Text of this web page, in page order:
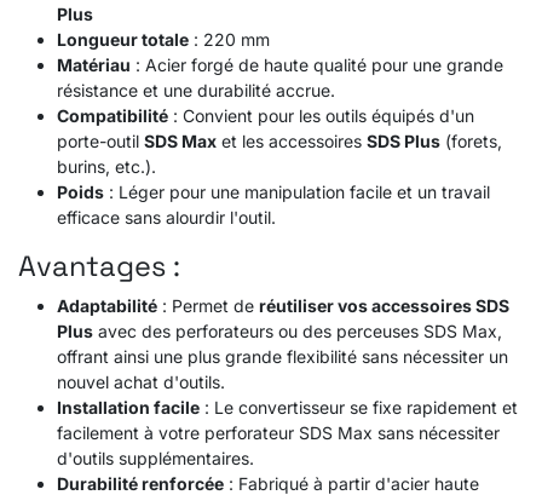
Plus
Longueur totale : 220 mm
Matériau : Acier forgé de haute qualité pour une grande
résistance et une durabilité accrue.
Compatibilité : Convient pour les outils équipés d'un
porte-outil SDS Max et les accessoires SDS Plus (forets,
burins, etc.).
Poids : Léger pour une manipulation facile et un travail
efficace sans alourdir l'outil.
Avantages :
Adaptabilité : Permet de réutiliser vos accessoires SDS
Plus avec des perforateurs ou des perceuses SDS Max,
offrant ainsi une plus grande flexibilité sans nécessiter un
nouvel achat d'outils.
Installation facile : Le convertisseur se fixe rapidement et
facilement à votre perforateur SDS Max sans nécessiter
d'outils supplémentaires.
Durabilité renforcée : Fabriqué à partir d'acier haute